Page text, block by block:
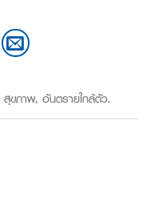
สุขภาพ, อันตรายใกล้ตัว.